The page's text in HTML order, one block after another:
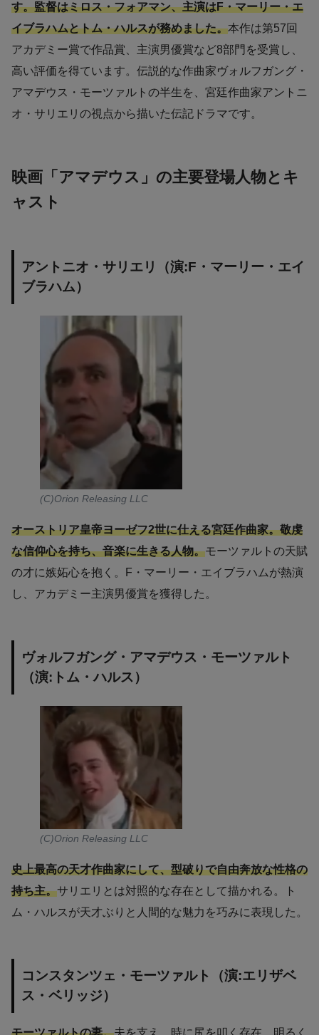
す。監督はミロス・フォアマン、主演はF・マーリー・エ
イブラハムとトム・ハルスが務めました。本作は第57回
アカデミー賞で作品賞、主演男優賞など8部門を受賞し、
高い評価を得ています。伝説的な作曲家ヴォルフガング・
アマデウス・モーツァルトの半生を、宮廷作曲家アントニ
オ・サリエリの視点から描いた伝記ドラマです。
映画「アマデウス」の主要登場人物とキ
ャスト
アントニオ・サリエリ（演:F・マーリー・エイ
ブラハム）
(C)Orion Releasing LLC
オーストリア皇帝ヨーゼフ2世に仕える宮廷作曲家。敬虔
な信仰心を持ち、音楽に生きる人物。モーツァルトの天賦
の才に嫉妬心を抱く。F・マーリー・エイブラハムが熱演
し、アカデミー主演男優賞を獲得した。
ヴォルフガング・アマデウス・モーツァルト
（演:トム・ハルス）
(C)Orion Releasing LLC
史上最高の天才作曲家にして、型破りで自由奔放な性格の
持ち主。サリエリとは対照的な存在として描かれる。ト
ム・ハルスが天才ぶりと人間的な魅力を巧みに表現した。
コンスタンツェ・モーツァルト（演:エリザベ
ス・ベリッジ）